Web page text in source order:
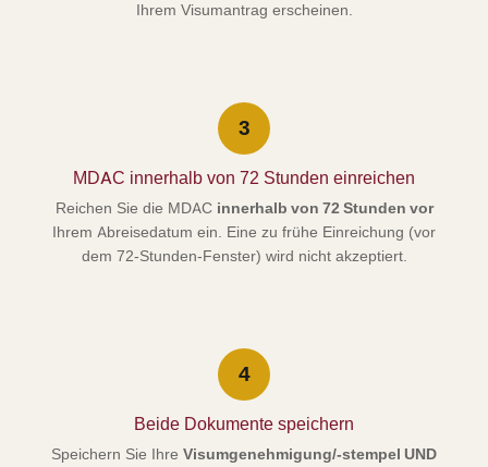
Ihrem Visumantrag erscheinen.
3
MDAC innerhalb von 72 Stunden einreichen
Reichen Sie die MDAC innerhalb von 72 Stunden vor
Ihrem Abreisedatum ein. Eine zu frühe Einreichung (vor
dem 72-Stunden-Fenster) wird nicht akzeptiert.
4
Beide Dokumente speichern
Speichern Sie Ihre Visumgenehmigung/-stempel UND